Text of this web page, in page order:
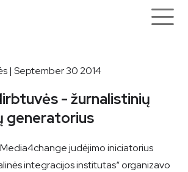
| September 30 2014
- žurnalistinių
generatorius
judėjimo iniciatorius
integracijos institutas“ organizavo